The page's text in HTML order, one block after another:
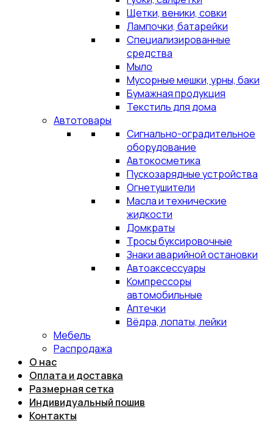
Щетки, веники, совки
Лампочки, батарейки
Специализированные
средства
Мыло
Мусорные мешки, урны, баки
Бумажная продукция
Текстиль для дома
Автотовары
Сигнально-оградительное
оборудование
Автокосметика
Пускозарядные устройства
Огнетушители
Масла и технические
жидкости
Домкраты
Тросы буксировочные
Знаки аварийной остановки
Автоаксессуары
Компрессоры
автомобильные
Аптечки
Вёдра, лопаты, лейки
Мебель
Распродажа
О нас
Оплата и доставка
Размерная сетка
Индивидуальный пошив
Контакты